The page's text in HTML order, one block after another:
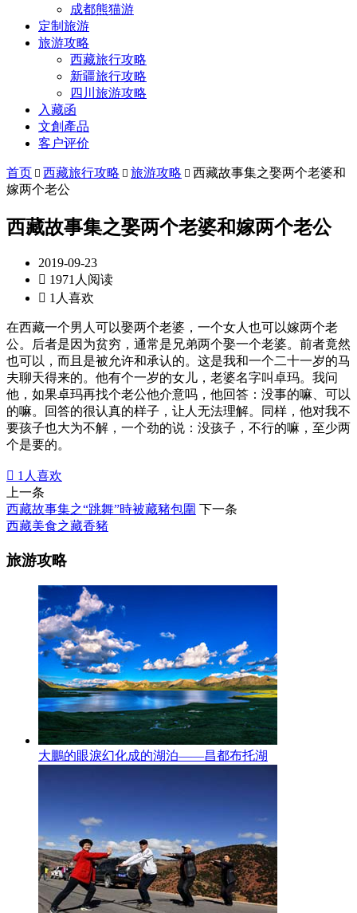
成都熊猫游
定制旅游
旅游攻略
西藏旅行攻略
新疆旅行攻略
四川旅游攻略
入藏函
文創產品
客户评价
首页  西藏旅行攻略  旅游攻略  西藏故事集之娶两个老婆和
嫁两个老公
西藏故事集之娶两个老婆和嫁两个老公
2019-09-23
 1971人阅读
 1人喜欢
在西藏一个男人可以娶两个老婆，一个女人也可以嫁两个老
公。后者是因为贫穷，通常是兄弟两个娶一个老婆。前者竟然
也可以，而且是被允许和承认的。这是我和一个二十一岁的马
夫聊天得来的。他有个一岁的女儿，老婆名字叫卓玛。我问
他，如果卓玛再找个老公他介意吗，他回答：没事的嘛、可以
的嘛。回答的很认真的样子，让人无法理解。同样，他对我不
要孩子也大为不解，一个劲的说：没孩子，不行的嘛，至少两
个是要的。
 1 人喜欢
上一条
西藏故事集之“跳舞”時被藏豬包圍 下一条
西藏美食之藏香豬
旅游攻略
大鵬的眼淚幻化成的湖泊——昌都布托湖